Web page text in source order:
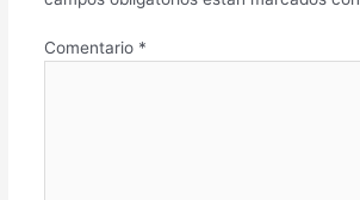
Comentario *